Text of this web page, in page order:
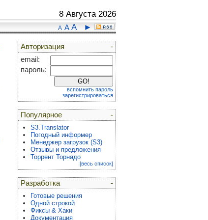
8 Августа 2026
A A A ►
-
Авторизация
email:
пароль:
вспомнить пароль
зарегистрироваться
-
Популярное
S3.Translator
Погодный информер
Менеджер загрузок (S3)
Отзывы и предложения
Торрент Торнадо
[весь список]
-
Разработка
Готовые решения
Одной строкой
Фиксы & Хаки
Документация